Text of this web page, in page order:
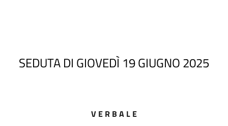
SEDUTA DI GIOVEDÌ 19 GIUGNO 2025
V E R B A L E